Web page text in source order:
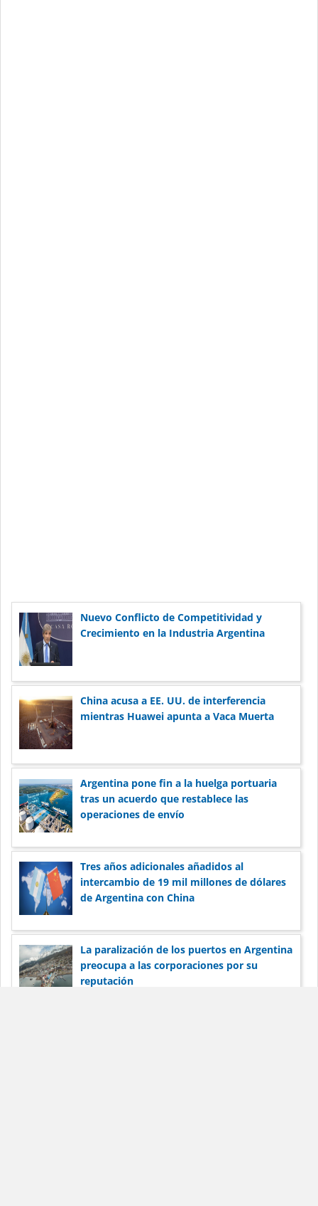
Nuevo Conflicto de Competitividad y
Crecimiento en la Industria Argentina
China acusa a EE. UU. de interferencia
mientras Huawei apunta a Vaca Muerta
Argentina pone fin a la huelga portuaria
tras un acuerdo que restablece las
operaciones de envío
Tres años adicionales añadidos al
intercambio de 19 mil millones de dólares
de Argentina con China
La paralización de los puertos en Argentina
preocupa a las corporaciones por su
reputación